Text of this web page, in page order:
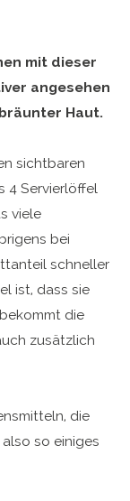
mit dieser
angesehen
Haut.
sichtbaren
4 Servierlöffel
viele
bei
schneller
ist, dass sie
die
zusätzlich
die
so einiges